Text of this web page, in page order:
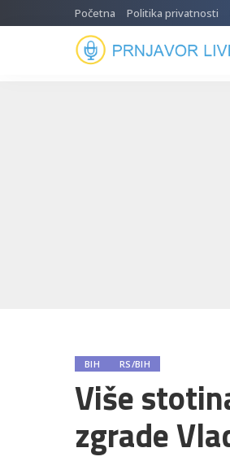
Početna Politika privatnosti
BIH RS/BIH
Više
zgrade